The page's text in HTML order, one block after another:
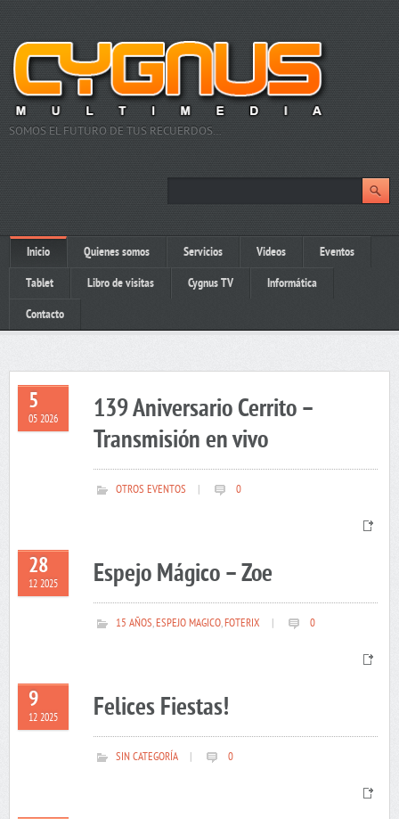
SOMOS EL FUTURO DE TUS RECUERDOS…
Inicio Quienes somos Servicios Videos Eventos
Tablet Libro de visitas Cygnus TV Informática
Contacto
5
05 2026
139 Aniversario Cerrito –
Transmisión en vivo
OTROS EVENTOS 0
28
12 2025 Espejo Mágico – Zoe
15 AÑOS,ESPEJO MAGICO,FOTERIX 0
9
12 2025 Felices Fiestas!
SIN CATEGORÍA 0